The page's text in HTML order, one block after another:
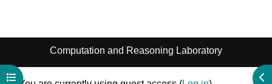
Open course index
Computation and Reasoning Laboratory